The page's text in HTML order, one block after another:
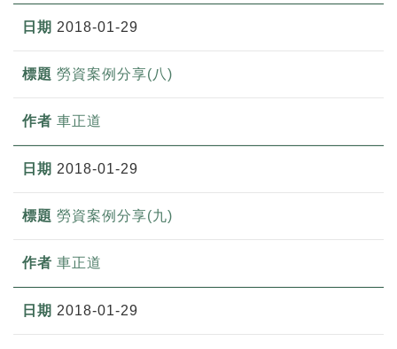
2018-01-29
勞資案例分享(八)
車正道
2018-01-29
勞資案例分享(九)
車正道
2018-01-29